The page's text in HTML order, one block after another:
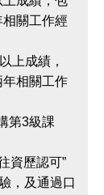
關工作經
上成績，
相關工作
第3級課
資歷認可”
，及通過口